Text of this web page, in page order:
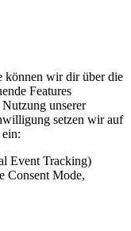
können wir dir über die
Features
unserer
setzen wir auf
Event Tracking)
Consent Mode,